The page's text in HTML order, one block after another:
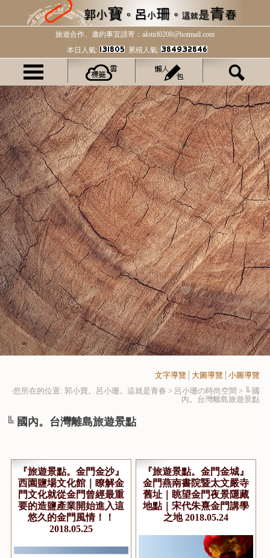
旅遊合作、邀約事宜請寄：alotirl0208@hotmail.com
本日人氣:
累積人氣:
文字導覽│ 大圖導覽│ 小圖導覽
‧您所在的位置: 郭小寶。呂小珊。這就是青春 > 呂小珊の時尚空間 > ╚ 國
內。台灣離島旅遊景點
╚ 國內。台灣離島旅遊景點
『旅遊景點。金門金沙』
西園鹽場文化館｜瞭解金
門文化就從金門曾經最重
要的造鹽產業開始進入這
悠久的金門風情！！
2018.05.25
『旅遊景點。金門金城』
金門燕南書院暨太文嚴寺
舊址｜眺望金門夜景隱藏
地點｜宋代朱熹金門講學
之地 2018.05.24